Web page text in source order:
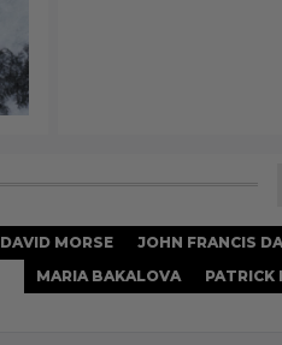
DAVID MORSE JOHN FRANCIS
MARIA BAKALOVA
PATRICK